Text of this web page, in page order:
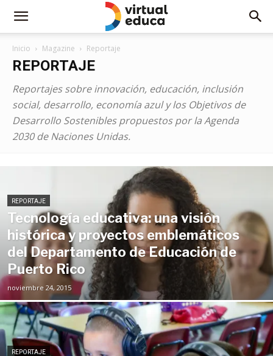
Inicio Magazine Reportaje
REPORTAJE
Reportajes sobre innovación, educación, inclusión
social, desarrollo, economía azul y los Objetivos de
Desarrollo Sostenibles propuestos por la Agenda
2030 de Naciones Unidas.
REPORTAJE
Tecnología educativa: una visión
histórica y proyectos emblemáticos
del Departamento de Educación de
Puerto Rico
noviembre 24, 2015
REPORTAJE